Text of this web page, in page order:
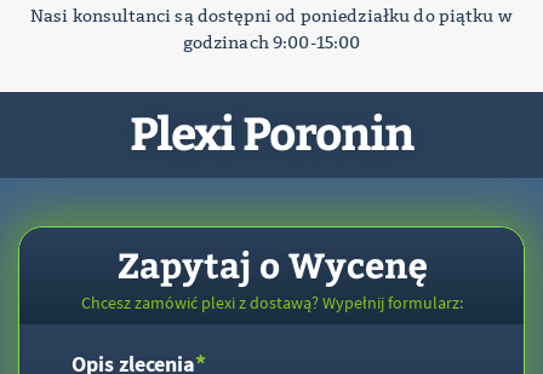
Nasi konsultanci są dostępni od poniedziałku do piątku w
godzinach 9:00-15:00
Plexi Poronin
Zapytaj o Wycenę
Chcesz zamówić plexi z dostawą? Wypełnij formularz:
Opis zlecenia*